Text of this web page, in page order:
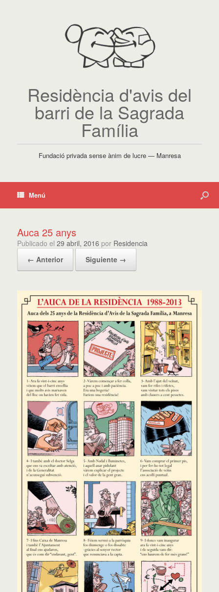
Residència d'avis del
barri de la Sagrada
Família
Fundació privada sense ànim de lucre — Manresa
Menú
Auca 25 anys
Publicado el 29 abril, 2016 por Residencia
← Anterior
Siguiente →